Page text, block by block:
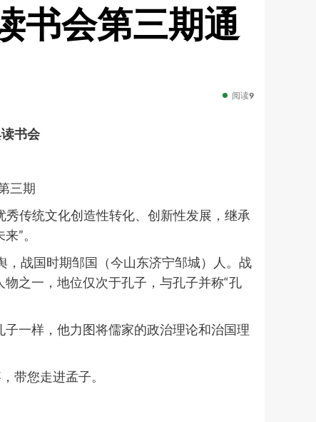
书会第三期通
阅读9
书会
三期
传统文化创造性转化、创新性发展，继承
”。
战国时期邹国（今山东济宁邹城）人。战
之一，地位仅次于孔子，与孔子并称“孔
一样，他力图将儒家的政治理论和治国理
带您走进孟子。